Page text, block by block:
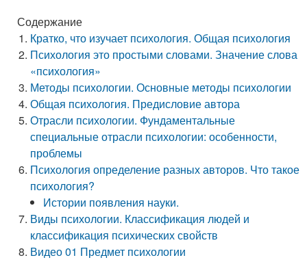
Содержание
Кратко, что изучает психология. Общая психология
Психология это простыми словами. Значение слова
«психология»
Методы психологии. Основные методы психологии
Общая психология. Предисловие автора
Отрасли психологии. Фундаментальные
специальные отрасли психологии: особенности,
проблемы
Психология определение разных авторов. Что такое
психология?
Истории появления науки.
Виды психологии. Классификация людей и
классификация психических свойств
Видео 01 Предмет психологии